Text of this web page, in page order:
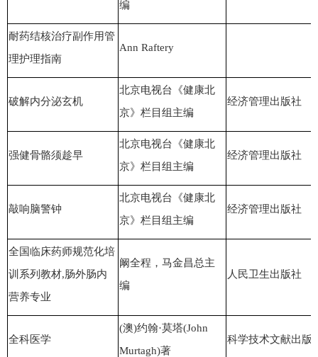
编
耐药结核治疗副作用管
理护理指南
Ann Raftery
破解内分泌玄机
北京电视台《健康北
京》栏目组主编
经济管理出版社
强健骨骼须趁早
北京电视台《健康北
京》栏目组主编
经济管理出版社
敲响脑警钟
北京电视台《健康北
京》栏目组主编
经济管理出版社
全国临床药师规范化培
训系列教材,肠外肠内
营养专业
阚全程，马金昌总主
编
人民卫生出版社
全科医学
(澳)约翰·莫塔(John
Murtagh)著
科学技术文献出版